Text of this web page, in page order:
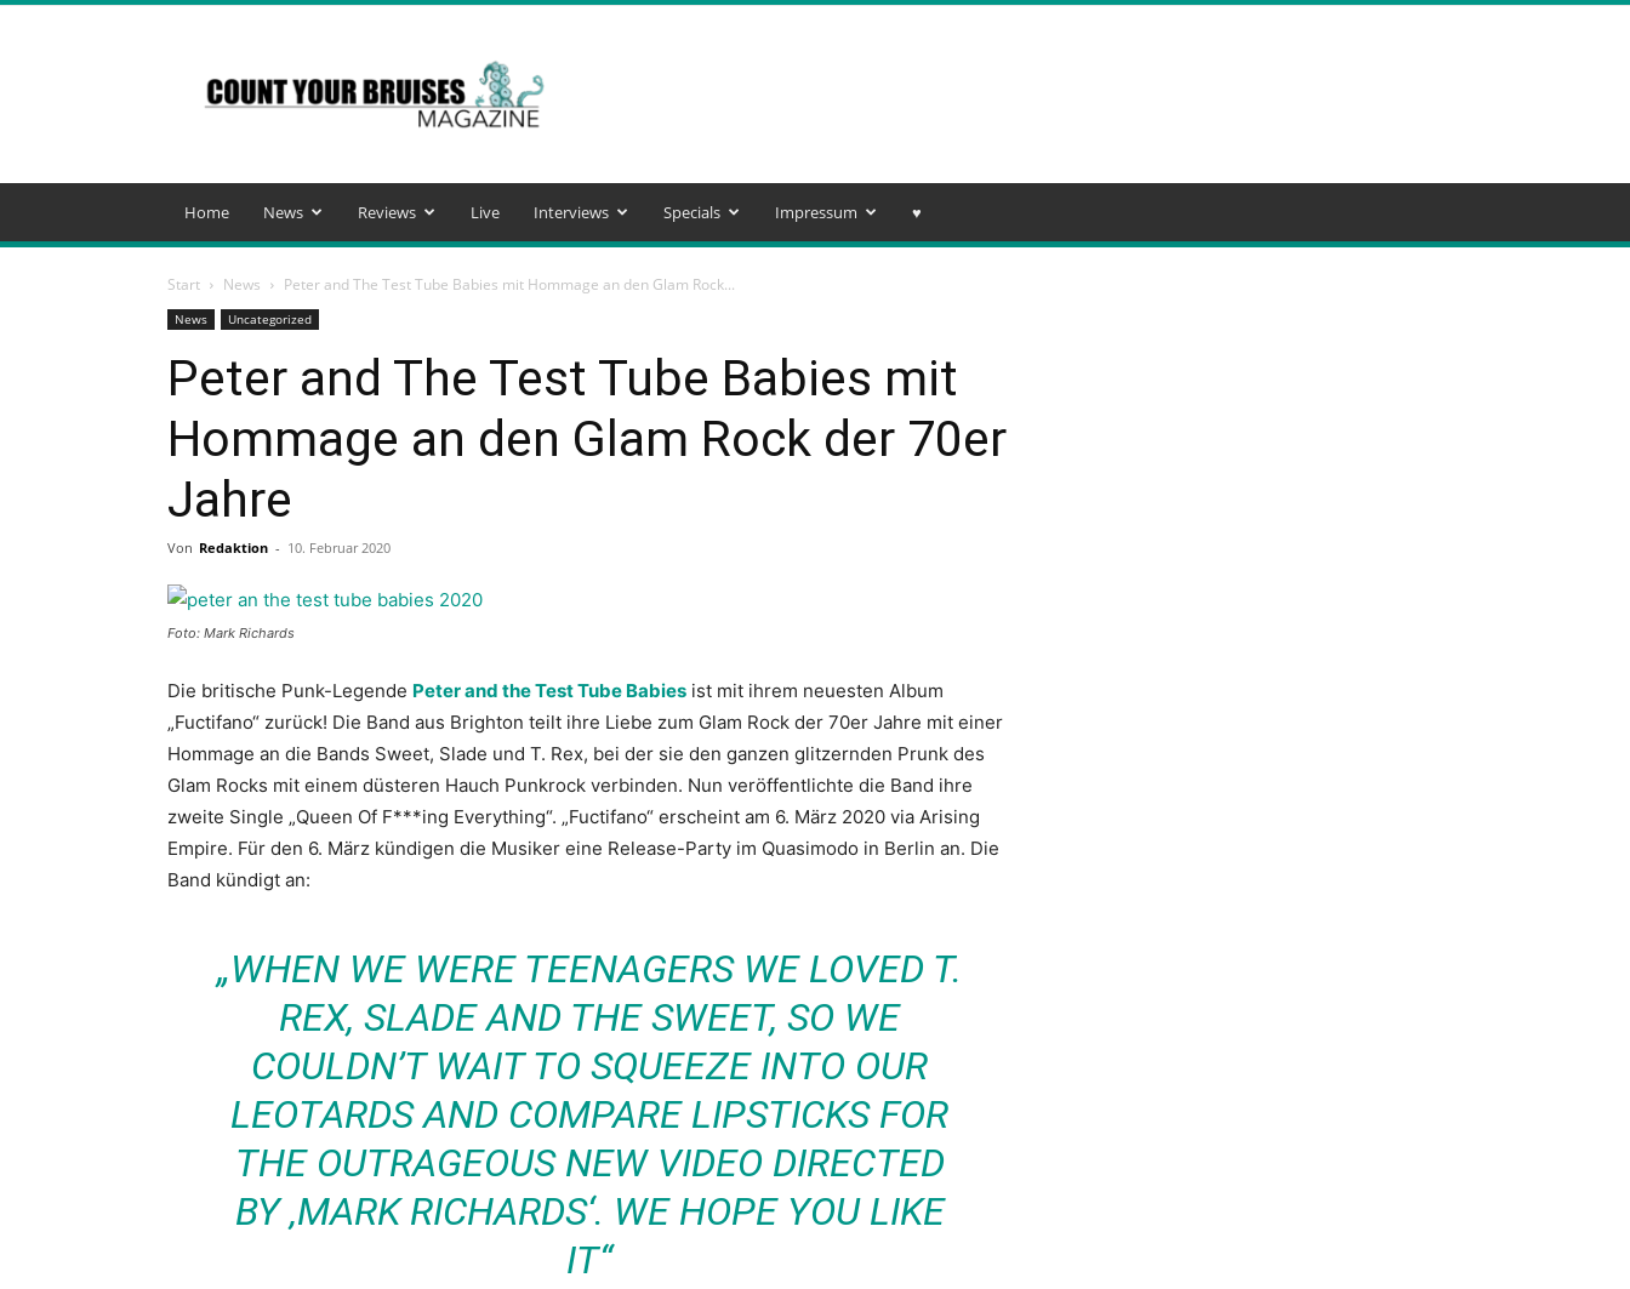
Your
Bruises
Magazine
Home News Reviews Live Interviews Specials Impressum ♥️
Start News Peter and The Test Tube Babies mit Hommage an den Glam Rock...
News Uncategorized
Peter and The Test Tube Babies mit
Hommage an den Glam Rock der 70er
Jahre
Von Redaktion - 10. Februar 2020
Foto: Mark Richards
Die britische Punk-Legende Peter and the Test Tube Babies ist mit ihrem neuesten Album
„Fuctifano“ zurück! Die Band aus Brighton teilt ihre Liebe zum Glam Rock der 70er Jahre mit einer
Hommage an die Bands Sweet, Slade und T. Rex, bei der sie den ganzen glitzernden Prunk des
Glam Rocks mit einem düsteren Hauch Punkrock verbinden. Nun veröffentlichte die Band ihre
zweite Single „Queen Of F***ing Everything“. „Fuctifano“ erscheint am 6. März 2020 via Arising
Empire. Für den 6. März kündigen die Musiker eine Release-Party im Quasimodo in Berlin an. Die
Band kündigt an:
„WHEN WE WERE TEENAGERS WE LOVED T.
REX, SLADE AND THE SWEET, SO WE
COULDN’T WAIT TO SQUEEZE INTO OUR
LEOTARDS AND COMPARE LIPSTICKS FOR
THE OUTRAGEOUS NEW VIDEO DIRECTED
BY ‚MARK RICHARDS‘. WE HOPE YOU LIKE
IT“